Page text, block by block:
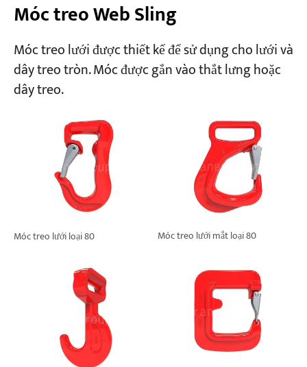
Móc treo Web Sling
Móc treo lưới được thiết kế để sử dụng cho lưới và
dây treo tròn. Móc được gắn vào thắt lưng hoặc
dây treo.
Móc treo lưới loại 80 Móc treo lưới mắt loại 80